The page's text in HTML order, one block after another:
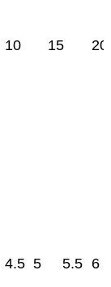
10 15 20
4.5 5 5.5 6